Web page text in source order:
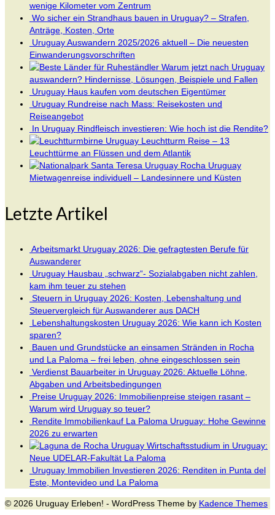
wenige Kilometer vom Zentrum
Wo sicher ein Strandhaus bauen in Uruguay? – Strafen,
Anträge, Kosten, Orte
Uruguay Auswandern 2025/2026 aktuell – Die neuesten
Einwanderungsvorschriften
Warum jetzt nach Uruguay
auswandern? Hindernisse, Lösungen, Beispiele und Fallen
Uruguay Haus kaufen vom deutschen Eigentümer
Uruguay Rundreise nach Mass: Reisekosten und
Reiseangebot
In Uruguay Rindfleisch investieren: Wie hoch ist die Rendite?
Uruguay Leuchtturm Reise – 13
Leuchttürme an Flüssen und dem Atlantik
Uruguay
Mietwagenreise individuell – Landesinnere und Küsten
Letzte Artikel
Arbeitsmarkt Uruguay 2026: Die gefragtesten Berufe für
Auswanderer
Uruguay Hausbau „schwarz“- Sozialabgaben nicht zahlen,
kam ihm teuer zu stehen
Steuern in Uruguay 2026: Kosten, Lebenshaltung und
Steuervergleich für Auswanderer aus DACH
Lebenshaltungskosten Uruguay 2026: Wie kann ich Kosten
sparen?
Bauen und Grundstücke an einsamen Stränden in Rocha
und La Paloma – frei leben, ohne eingeschlossen sein
Verdienst Bauarbeiter in Uruguay 2026: Aktuelle Löhne,
Abgaben und Arbeitsbedingungen
Preise Uruguay 2026: Immobilienpreise steigen rasant –
Warum wird Uruguay so teuer?
Rendite Immobilienkauf La Paloma Uruguay: Hohe Gewinne
2026 zu erwarten
Wirtschaftsstudium in Uruguay:
Neue UDELAR-Fakultät La Paloma
Uruguay Immobilien Investieren 2026: Renditen in Punta del
Este, Montevideo und La Paloma
© 2026 Uruguay Erleben! - WordPress Theme by Kadence Themes